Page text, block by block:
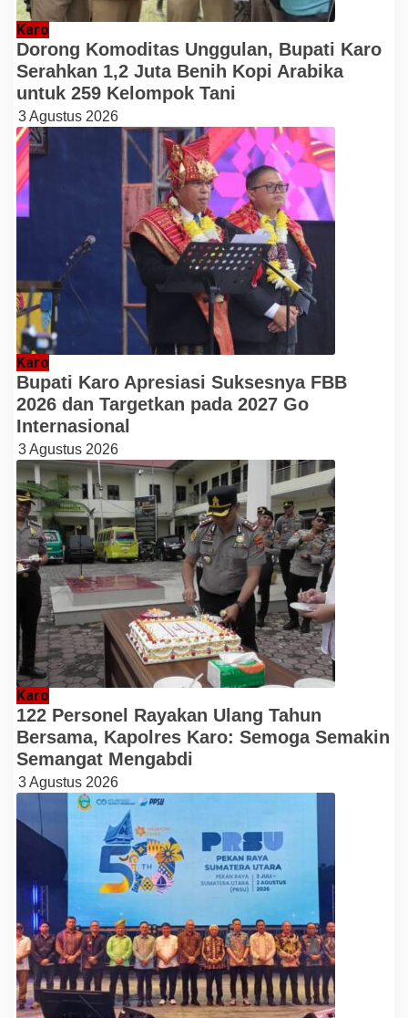
Karo
Dorong Komoditas Unggulan, Bupati Karo
Serahkan 1,2 Juta Benih Kopi Arabika
untuk 259 Kelompok Tani
3 Agustus 2026
Karo
Bupati Karo Apresiasi Suksesnya FBB
2026 dan Targetkan pada 2027 Go
Internasional
3 Agustus 2026
Karo
122 Personel Rayakan Ulang Tahun
Bersama, Kapolres Karo: Semoga Semakin
Semangat Mengabdi
3 Agustus 2026